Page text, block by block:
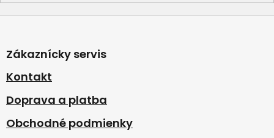
p
ä
e
Zákaznícky servis
Kontakt
Doprava a platba
Obchodné podmienky